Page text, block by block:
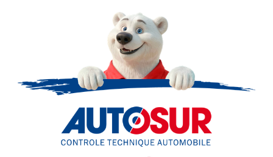
Le Contrôle Complémentaire pollution
Le Contrôle Technique des véhicules spécifiques
Le contrôle de la Catégorie L (moto, scooter, mobylette, 3
roues, quad, voiturette, voiture sans permis)
Le Contrôle Technique volontaire total ou partiel